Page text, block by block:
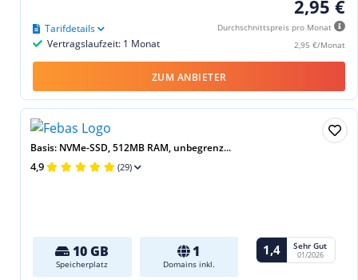
2,95 €
Durchschnittspreis pro Monat
2,95 €/Monat
Vertragslaufzeit: 1 Monat
Tarifdetails
ZUM ANBIETER
Basis: NVMe-SSD, 512MB RAM, unbegrenz...
4,9 (29)
10 GB
Speicherplatz
1
Domains inkl.
1,4 Sehr Gut
01/2026